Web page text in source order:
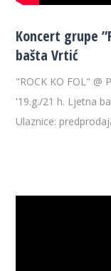
Koncert grupe
bašta Vrtić
"ROCK KO FOL" @
'19.g./21 h. Ljetna
Ulaznice: